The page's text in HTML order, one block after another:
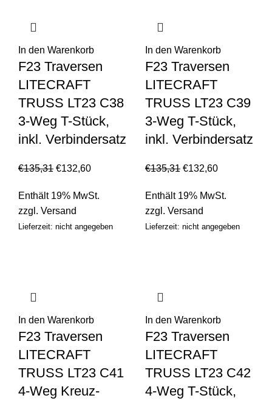
In den Warenkorb
F23 Traversen
LITECRAFT
TRUSS LT23 C38
3-Weg T-Stück,
inkl. Verbindersatz
€135,31 €132,60
Enthält 19% MwSt.
zzgl. Versand
Lieferzeit: nicht angegeben
In den Warenkorb
F23 Traversen
LITECRAFT
TRUSS LT23 C39
3-Weg T-Stück,
inkl. Verbindersatz
€135,31 €132,60
Enthält 19% MwSt.
zzgl. Versand
Lieferzeit: nicht angegeben
In den Warenkorb
F23 Traversen
LITECRAFT
TRUSS LT23 C41
4-Weg Kreuz-
In den Warenkorb
F23 Traversen
LITECRAFT
TRUSS LT23 C42
4-Weg T-Stück,